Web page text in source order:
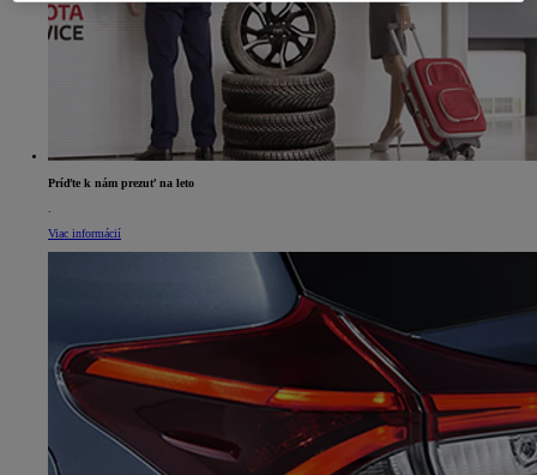
Príďte k nám prezuť na leto
Viac informácií